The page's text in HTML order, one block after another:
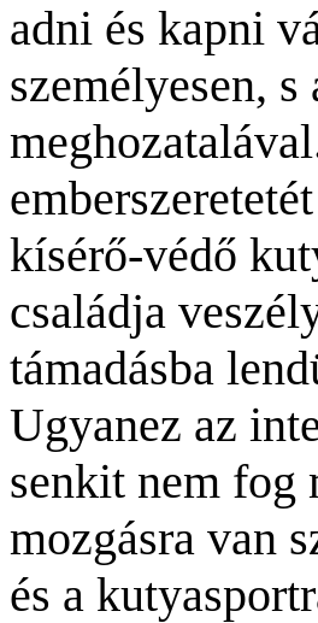
adni és kapni
személyesen,
kísérő-védő
családja
támadásba
Ugyanez az
senkit nem fog
mozgásra van
és a